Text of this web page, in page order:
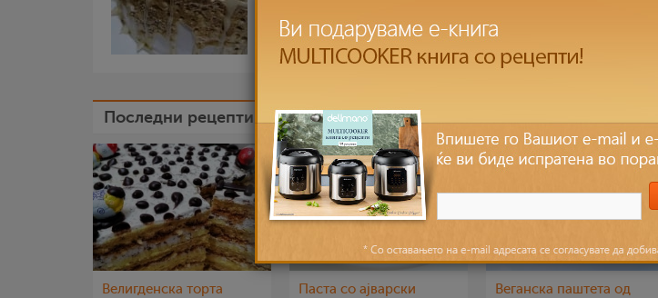
Последни рецепти
Велигденска торта
Паста со ајварски
Веганска паштета од